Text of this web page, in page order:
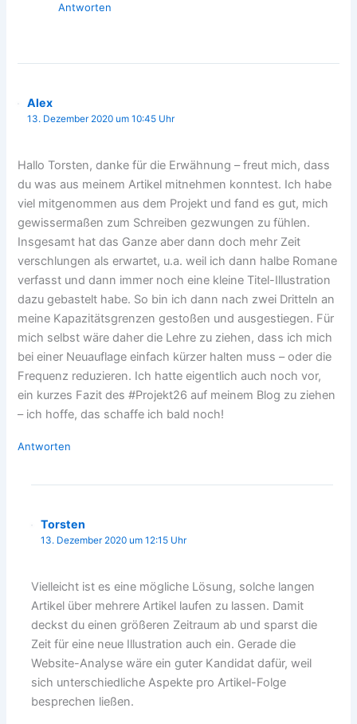
Antworten
Alex
13. Dezember 2020 um 10:45 Uhr
Hallo Torsten, danke für die Erwähnung – freut mich, dass
du was aus meinem Artikel mitnehmen konntest. Ich habe
viel mitgenommen aus dem Projekt und fand es gut, mich
gewissermaßen zum Schreiben gezwungen zu fühlen.
Insgesamt hat das Ganze aber dann doch mehr Zeit
verschlungen als erwartet, u.a. weil ich dann halbe Romane
verfasst und dann immer noch eine kleine Titel-Illustration
dazu gebastelt habe. So bin ich dann nach zwei Dritteln an
meine Kapazitätsgrenzen gestoßen und ausgestiegen. Für
mich selbst wäre daher die Lehre zu ziehen, dass ich mich
bei einer Neuauflage einfach kürzer halten muss – oder die
Frequenz reduzieren. Ich hatte eigentlich auch noch vor,
ein kurzes Fazit des #Projekt26 auf meinem Blog zu ziehen
– ich hoffe, das schaffe ich bald noch!
Antworten
Torsten
13. Dezember 2020 um 12:15 Uhr
Vielleicht ist es eine mögliche Lösung, solche langen
Artikel über mehrere Artikel laufen zu lassen. Damit
deckst du einen größeren Zeitraum ab und sparst die
Zeit für eine neue Illustration auch ein. Gerade die
Website-Analyse wäre ein guter Kandidat dafür, weil
sich unterschiedliche Aspekte pro Artikel-Folge
besprechen ließen.